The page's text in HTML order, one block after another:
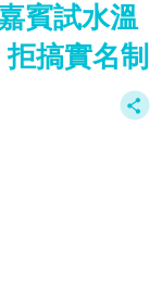
賓試水溫
搞實名制